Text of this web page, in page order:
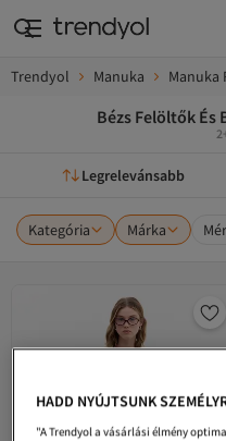
Trendyol Manuka Manuka
Bézs Felöltők
Legrelevánsabb
Kategória Márka
HADD NYÚJTSUNK
"A Trendyol a vásárlási élmény